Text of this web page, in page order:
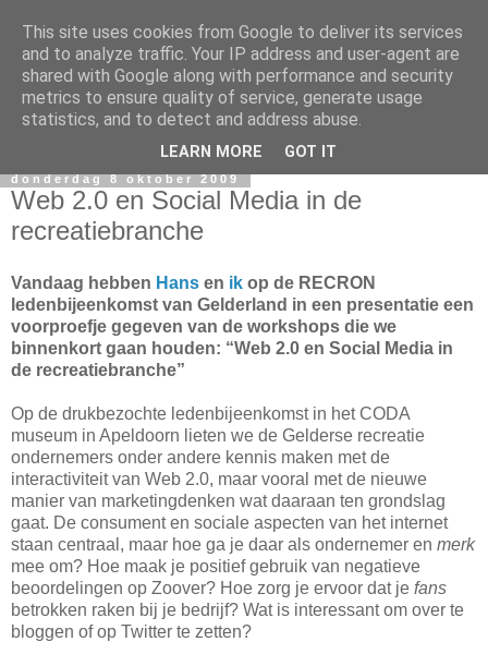
donderdag 8 oktober 2009
Web 2.0 en Social Media in de
recreatiebranche
Vandaag hebben Hans en ik op de RECRON
ledenbijeenkomst van Gelderland in een presentatie een
voorproefje gegeven van de workshops die we
binnenkort gaan houden: “Web 2.0 en Social Media in
de recreatiebranche”
Op de drukbezochte ledenbijeenkomst in het CODA
museum in Apeldoorn lieten we de Gelderse recreatie
ondernemers onder andere kennis maken met de
interactiviteit van Web 2.0, maar vooral met de nieuwe
manier van marketingdenken wat daaraan ten grondslag
gaat. De consument en sociale aspecten van het internet
staan centraal, maar hoe ga je daar als ondernemer en merk
mee om? Hoe maak je positief gebruik van negatieve
beoordelingen op Zoover? Hoe zorg je ervoor dat je fans
betrokken raken bij je bedrijf? Wat is interessant om over te
bloggen of op Twitter te zetten?
This site uses cookies from Google to deliver its services
and to analyze traffic. Your IP address and user-agent are
shared with Google along with performance and security
metrics to ensure quality of service, generate usage
statistics, and to detect and address abuse.
LEARN MORE GOT IT